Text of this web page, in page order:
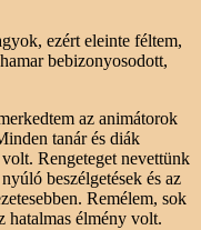
ezért eleinte féltem,
bebizonyosodott,
az animátorok
tanár és diák
Rengeteget nevettünk
beszélgetések és az
Remélem, sok
hatalmas élmény volt.